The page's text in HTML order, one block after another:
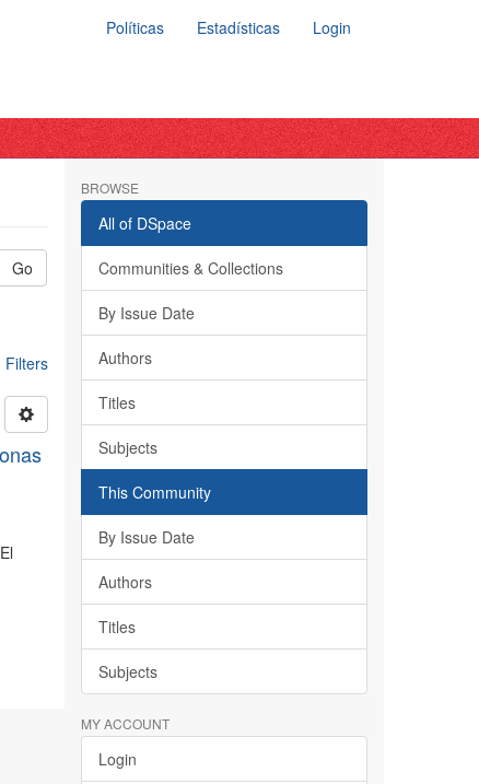
Políticas Estadísticas Login
Go
Filters
BROWSE
All of DSpace
Communities & Collections
By Issue Date
Authors
Titles
Subjects
This Community
By Issue Date
Authors
Titles
Subjects
MY ACCOUNT
Login